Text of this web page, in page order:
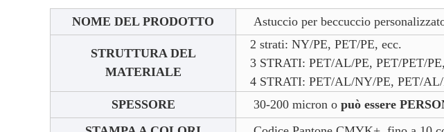
NOME DEL PRODOTTO Astuccio per beccuccio
STRUTTURA DEL
MATERIALE
2 strati: NY/PE, PET/PE, ecc.
3 STRATI: PET/AL/PE, PET/PET/
4 STRATI: PET/AL/NY/PE, PET/
SPESSORE
30-200 micron o può essere